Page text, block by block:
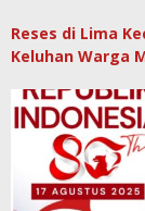
Reses di Lima
Keluhan Warga